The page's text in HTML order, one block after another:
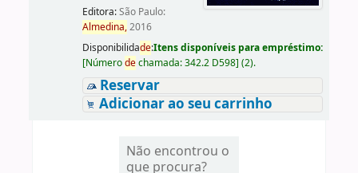
Editora:São Paulo:
Almedina,2016
Disponibilidade:Itens disponíveis para empréstimo:
[Númerodechamada:342.2 D598] (2).
Reservar
Adicionar ao seu carrinho
Não encontrou o
que procura?